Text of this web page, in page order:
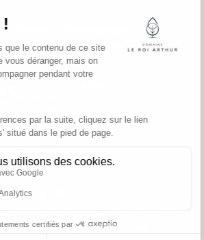
Domaine
Le Roi
Arthur
Ploërmel
97 73 64
64
reception@hotelroiarthur.com
Nous
Facebook
Actualités
de vie privée
Règlement intérieur